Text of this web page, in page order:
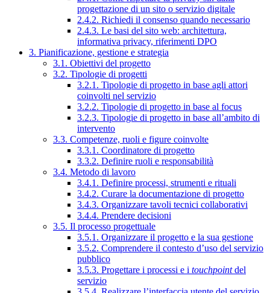
progettazione di un sito o servizio digitale
2.4.2. Richiedi il consenso quando necessario
2.4.3. Le basi del sito web: architettura,
informativa privacy, riferimenti DPO
3. Pianificazione, gestione e strategia
3.1. Obiettivi del progetto
3.2. Tipologie di progetti
3.2.1. Tipologie di progetto in base agli attori
coinvolti nel servizio
3.2.2. Tipologie di progetto in base al focus
3.2.3. Tipologie di progetto in base all’ambito di
intervento
3.3. Competenze, ruoli e figure coinvolte
3.3.1. Coordinatore di progetto
3.3.2. Definire ruoli e responsabilità
3.4. Metodo di lavoro
3.4.1. Definire processi, strumenti e rituali
3.4.2. Curare la documentazione di progetto
3.4.3. Organizzare tavoli tecnici collaborativi
3.4.4. Prendere decisioni
3.5. Il processo progettuale
3.5.1. Organizzare il progetto e la sua gestione
3.5.2. Comprendere il contesto d’uso del servizio
pubblico
3.5.3. Progettare i processi e i touchpointdel
servizio